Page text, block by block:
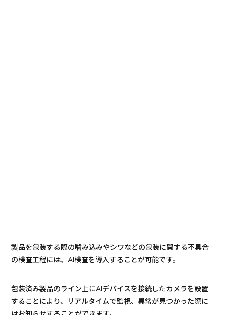
製品を包装する際の噛み込みやシワなどの包装に関する不具合
の検査工程には、AI検査を導入することが可能です。
包装済み製品のライン上にAIデバイスを接続したカメラを設置
することにより、リアルタイムで監視、異常が見つかった際に